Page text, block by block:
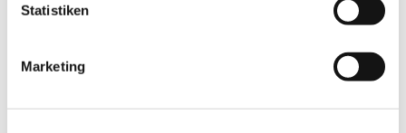
Statistiken
Marketing